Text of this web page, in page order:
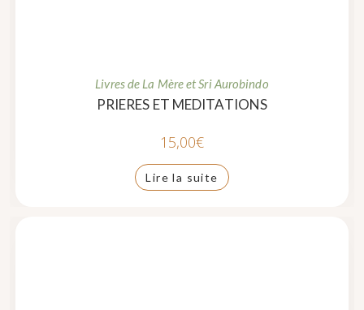
Livres de La Mère et Sri Aurobindo
PRIERES ET MEDITATIONS
15,00€
Lire la suite